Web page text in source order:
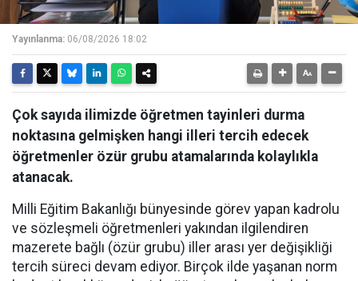
Yayınlanma: 06/08/2026 18:02
Çok sayıda ilimizde öğretmen tayinleri durma
noktasına gelmişken hangi illeri tercih edecek
öğretmenler özür grubu atamalarında kolaylıkla
atanacak.
Milli Eğitim Bakanlığı bünyesinde görev yapan kadrolu
ve sözleşmeli öğretmenleri yakından ilgilendiren
mazerete bağlı (özür grubu) iller arası yer değişikliği
tercih süreci devam ediyor. Birçok ilde yaşanan norm